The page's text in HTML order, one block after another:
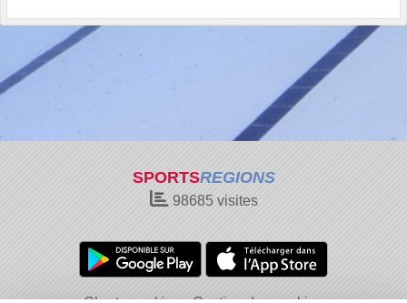
SPORTSREGIONS
98685visites